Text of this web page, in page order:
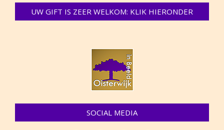
UW GIFT IS ZEER WELKOM: KLIK HIERONDER
SOCIAL MEDIA